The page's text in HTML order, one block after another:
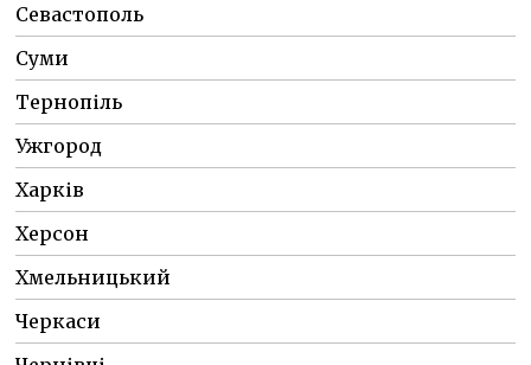
Севастополь
Суми
Тернопіль
Ужгород
Харків
Херсон
Хмельницький
Черкаси